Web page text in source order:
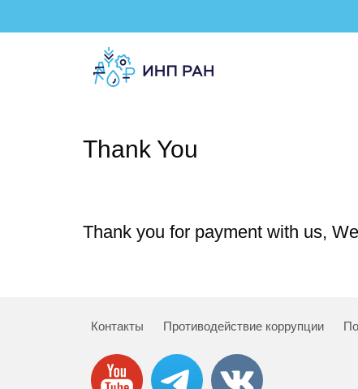
Thank You
Thank you for payment with us,
Контакты Противодействие коррупции